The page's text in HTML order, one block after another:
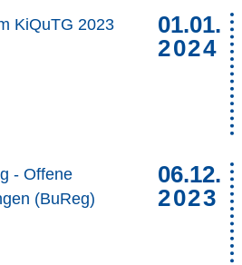
KiQuTG 2023
01.01.
2024
- Offene
(BuReg)
06.12.
2023